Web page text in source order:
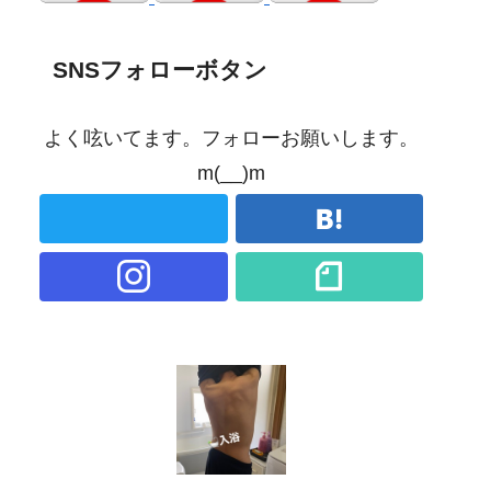
SNSフォローボタン
よく呟いてます。フォローお願いします。
m(__)m